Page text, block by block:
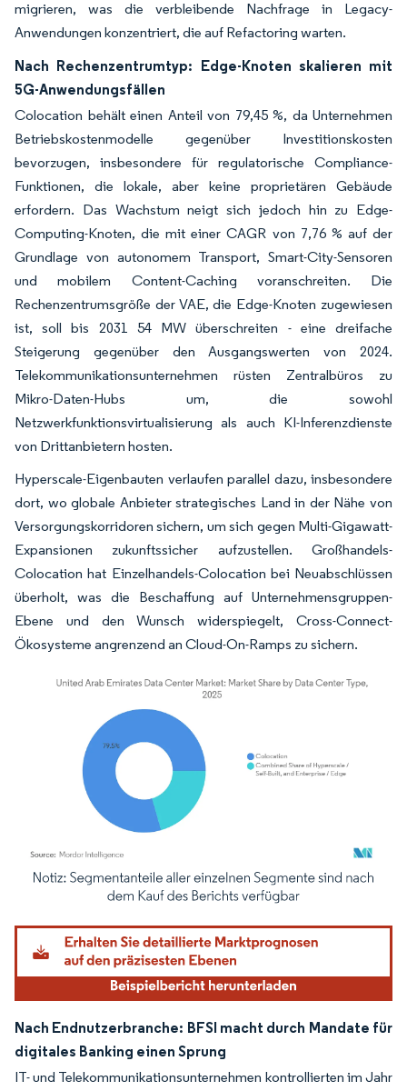
migrieren, was die verbleibende Nachfrage in Legacy-
Anwendungen konzentriert, die auf Refactoring warten.
Nach Rechenzentrumtyp: Edge-Knoten skalieren mit
5G-Anwendungsfällen
Colocation behält einen Anteil von 79,45 %, da Unternehmen
Betriebskostenmodelle gegenüber Investitionskosten
bevorzugen, insbesondere für regulatorische Compliance-
Funktionen, die lokale, aber keine proprietären Gebäude
erfordern. Das Wachstum neigt sich jedoch hin zu Edge-
Computing-Knoten, die mit einer CAGR von 7,76 % auf der
Grundlage von autonomem Transport, Smart-City-Sensoren
und mobilem Content-Caching voranschreiten. Die
Rechenzentrumsgröße der VAE, die Edge-Knoten zugewiesen
ist, soll bis 2031 54 MW überschreiten - eine dreifache
Steigerung gegenüber den Ausgangswerten von 2024.
Telekommunikationsunternehmen rüsten Zentralbüros zu
Mikro-Daten-Hubs um, die sowohl
Netzwerkfunktionsvirtualisierung als auch KI-Inferenzdienste
von Drittanbietern hosten.
Hyperscale-Eigenbauten verlaufen parallel dazu, insbesondere
dort, wo globale Anbieter strategisches Land in der Nähe von
Versorgungskorridoren sichern, um sich gegen Multi-Gigawatt-
Expansionen zukunftssicher aufzustellen. Großhandels-
Colocation hat Einzelhandels-Colocation bei Neuabschlüssen
überholt, was die Beschaffung auf Unternehmensgruppen-
Ebene und den Wunsch widerspiegelt, Cross-Connect-
Ökosysteme angrenzend an Cloud-On-Ramps zu sichern.
Bild © Mordor Intelligence. Wiederverwendung erfordert Namensnennung
Nach Endnutzerbranche: BFSI macht durch Mandate für
digitales Banking einen Sprung
IT- und Telekommunikationsunternehmen kontrollierten im Jahr